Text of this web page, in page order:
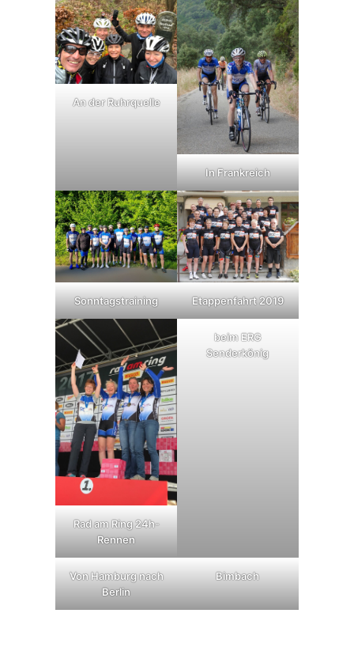
An der Ruhrquelle
In Frankreich
Sonntagstraining Etappenfahrt 2019
Rad am Ring 24h-
Rennen
beim ERG
Senderkönig
Von Hamburg nach
Berlin
Bimbach